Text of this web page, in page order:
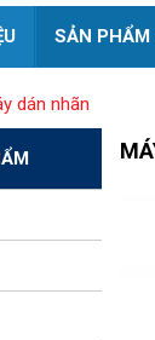
SẢN PHẨM
dán nhãn